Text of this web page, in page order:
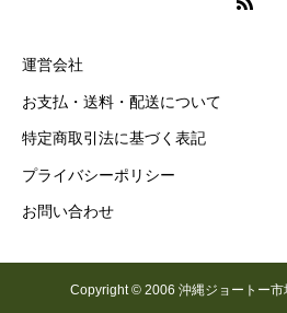
運営会社
お支払・送料・配送について
特定商取引法に基づく表記
プライバシーポリシー
お問い合わせ
Copyright © 2006 沖縄ジョートー